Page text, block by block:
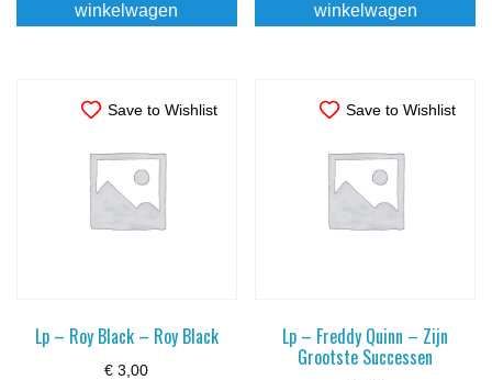
winkelwagen
winkelwagen
Save to Wishlist
Lp – Roy Black – Roy Black
€ 3,00
Save to Wishlist
Lp – Freddy Quinn – Zijn
Grootste Successen